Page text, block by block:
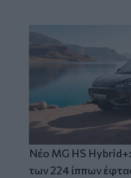
Νέο MG HS
των 224 ίππων